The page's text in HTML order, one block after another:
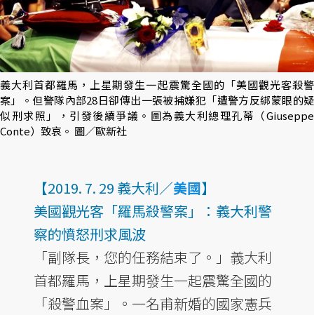
義大利首都羅馬，上星期發生一起震驚全國的「美國觀光客殺警
案」。但警隊內部28日卻傳出一張被捕嫌犯「遭警方反綁蒙眼的疑
似刑求照」，引發後續爭議。圖為義大利總理孔蒂（Giuseppe
Conte）致哀。 圖／歐新社
【2019. 7. 29 義大利／美國】
美國觀光客「羅馬殺警案」：義大利警
察的憤怒刑求風波
「副隊長，您的任務結束了。」義大利
首都羅馬，上星期發生一起震驚全國的
「殺警血案」。一名甫新婚的國家憲兵